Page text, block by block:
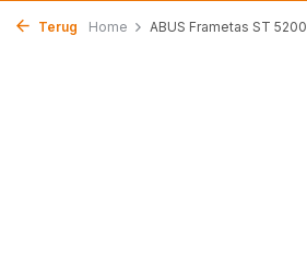
Terug Home ABUS Frametas ST 5200